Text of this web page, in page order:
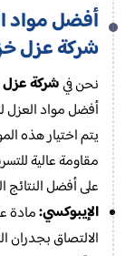
أفضل مواد
شركة عزل
نحن فيشركة عزل
أفضل مواد العزل
يتم اختيار هذه
مقاومة عالية
على أفضل النتائج
الإيبوكسي:مادة
الالتصاق بجدران